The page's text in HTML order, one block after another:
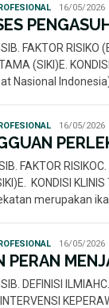
Rahmi
Nur
16/05/2026
FAKTOR RISIKO
(SIKI)E.
Nasional
Rahmi
Nur
16/05/2026
FAKTOR
KONDISI
merupakan
Rahmi
Nur
16/05/2026
PERAN
DEFINISI